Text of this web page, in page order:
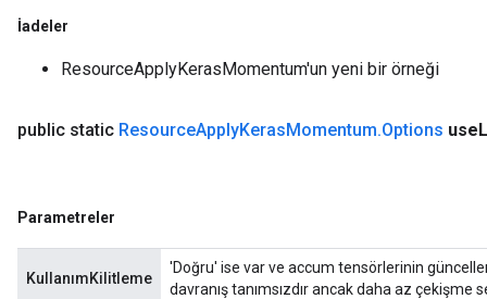
İadeler
ResourceApplyKerasMomentum'un yeni bir örneği
public static ResourceApplyKerasMomentum.Options use
Parametreler
KullanımKilitleme
'Doğru' ise var ve accum tensörlerinin
davranış tanımsızdır ancak daha az çekişme